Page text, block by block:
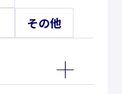
その他